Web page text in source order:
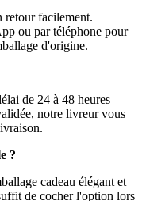
retour facilement.
ou par téléphone pour
d'origine.
de 24 à 48 heures
notre livreur vous
?
cadeau élégant et
de cocher l'option lors